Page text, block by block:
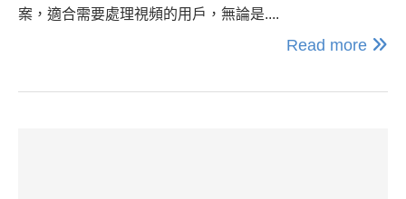
案，適合需要處理視頻的用戶，無論是....
Read more